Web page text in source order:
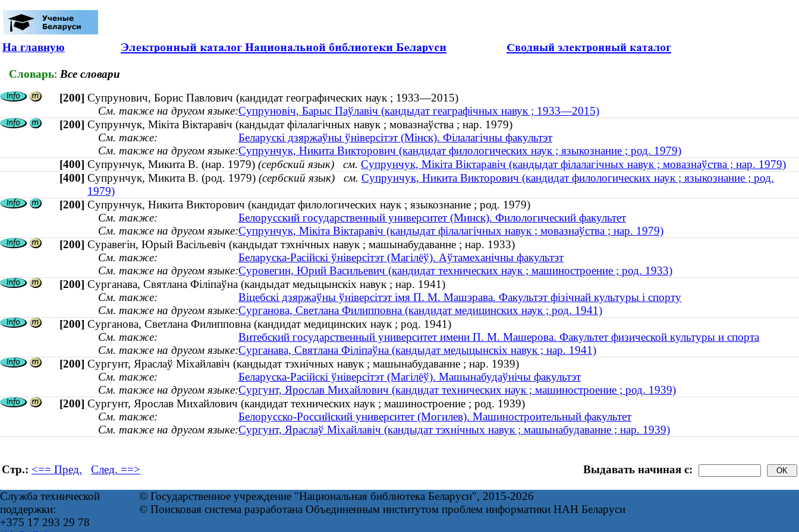
На главную
Словарь: Все словари
[200] Супрунович, Борис Павлович (кандидат географических наук ; 1933—2015)
См. также на другом языке:Супруновіч, Барыс Паўлавіч (кандыдат геаграфічных навук ; 1933—2015)
[200] Супрунчук, Мікіта Віктаравіч (кандыдат філалагічных навук ; мовазнаўства ; нар. 1979)
См. также:
Беларускі дзяржаўны ўніверсітэт (Мінск). Філалагічны факультэт
См. также на другом языке:Супрунчук, Никита Викторович (кандидат филологических наук ; языкознание ; род. 1979)
[400] Супрунчук, Микита В. (нар. 1979) (сербский язык) см. Супрунчук, Мікіта Віктаравіч (кандыдат філалагічных навук ; мовазнаўства ; нар. 1979)
[400] Супрунчук, Микита В. (род. 1979) (сербский язык) см. Супрунчук, Никита Викторович (кандидат филологических наук ; языкознание ; род.
1979)
[200] Супрунчук, Никита Викторович (кандидат филологических наук ; языкознание ; род. 1979)
См. также:
Белорусский государственный университет (Минск). Филологический факультет
См. также на другом языке:Супрунчук, Мікіта Віктаравіч (кандыдат філалагічных навук ; мовазнаўства ; нар. 1979)
[200] Суравегін, Юрый Васільевіч (кандыдат тэхнічных навук ; машынабудаванне ; нар. 1933)
См. также:
Беларуска-Расійскі ўніверсітэт (Магілёў). Аўтамеханічны факультэт
См. также на другом языке:Суровегин, Юрий Васильевич (кандидат технических наук ; машиностроение ; род. 1933)
[200] Сурганава, Святлана Філіпаўна (кандыдат медыцынскіх навук ; нар. 1941)
См. также:
Віцебскі дзяржаўны ўніверсітэт імя П. М. Машэрава. Факультэт фізічнай культуры і спорту
См. также на другом языке:Сурганова, Светлана Филипповна (кандидат медицинских наук ; род. 1941)
[200] Сурганова, Светлана Филипповна (кандидат медицинских наук ; род. 1941)
См. также:
Витебский государственный университет имени П. М. Машерова. Факультет физической культуры и спорта
См. также на другом языке:Сурганава, Святлана Філіпаўна (кандыдат медыцынскіх навук ; нар. 1941)
[200] Сургунт, Яраслаў Міхайлавіч (кандыдат тэхнічных навук ; машынабудаванне ; нар. 1939)
См. также:
Беларуска-Расійскі ўніверсітэт (Магілёў). Машынабудаўнічы факультэт
См. также на другом языке:Сургунт, Ярослав Михайлович (кандидат технических наук ; машиностроение ; род. 1939)
[200] Сургунт, Ярослав Михайлович (кандидат технических наук ; машиностроение ; род. 1939)
См. также:
Белорусско-Российский университет (Могилев). Машиностроительный факультет
См. также на другом языке:Сургунт, Яраслаў Міхайлавіч (кандыдат тэхнічных навук ; машынабудаванне ; нар. 1939)
Стр.: <== Пред. След. ==> Выдавать начиная с:
Служба технической
поддержки:
+375 17 293 29 78
© Государственное учреждение "Национальная библиотека Беларуси", 2015-2026
© Поисковая система разработана Объединенным институтом проблем информатики НАН Беларуси